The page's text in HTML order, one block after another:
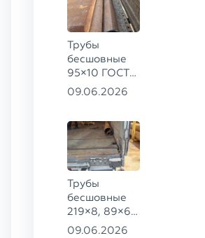
20
Трубы
бесшовные
95×10 ГОСТ
8732-78, ст.
09.06.2026
Трубы
бесшовные
219×8, 89×6,
38×4 ГОСТ
09.06.2026